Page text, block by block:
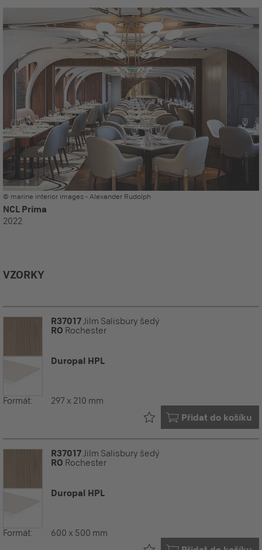
© marine interior images - Alexander Rudolph
NCL Prima
2022
VZORKY
R37017Jilm Salisbury šedý
RO Rochester
Duropal HPL
Formát: 297 x 210 mm
Přidat do košíku
Již ve vašem
R37017Jilm Salisbury šedý
RO Rochester
Duropal HPL
Formát: 600 x 500 mm